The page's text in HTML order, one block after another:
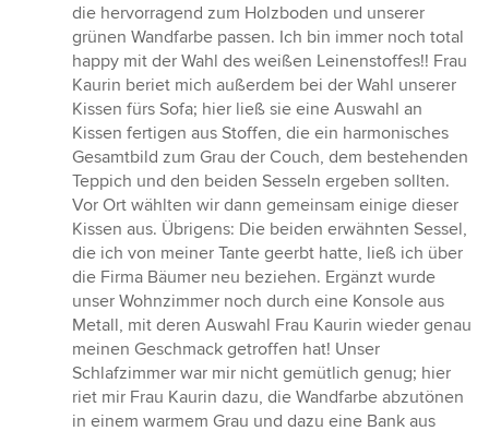
die hervorragend zum Holzboden und unserer
grünen Wandfarbe passen. Ich bin immer noch total
happy mit der Wahl des weißen Leinenstoffes!! Frau
Kaurin beriet mich außerdem bei der Wahl unserer
Kissen fürs Sofa; hier ließ sie eine Auswahl an
Kissen fertigen aus Stoffen, die ein harmonisches
Gesamtbild zum Grau der Couch, dem bestehenden
Teppich und den beiden Sesseln ergeben sollten.
Vor Ort wählten wir dann gemeinsam einige dieser
Kissen aus. Übrigens: Die beiden erwähnten Sessel,
die ich von meiner Tante geerbt hatte, ließ ich über
die Firma Bäumer neu beziehen. Ergänzt wurde
unser Wohnzimmer noch durch eine Konsole aus
Metall, mit deren Auswahl Frau Kaurin wieder genau
meinen Geschmack getroffen hat! Unser
Schlafzimmer war mir nicht gemütlich genug; hier
riet mir Frau Kaurin dazu, die Wandfarbe abzutönen
in einem warmem Grau und dazu eine Bank aus